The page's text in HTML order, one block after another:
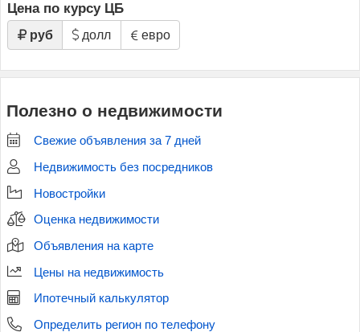
Цена по курсу ЦБ
руб долл евро
Полезно о недвижимости
Свежие объявления за 7 дней
Недвижимость без посредников
Новостройки
Оценка недвижимости
Объявления на карте
Цены на недвижимость
Ипотечный калькулятор
Определить регион по телефону